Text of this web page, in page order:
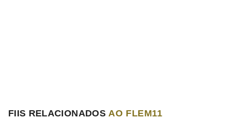
FIIS RELACIONADOSAO FLEM11